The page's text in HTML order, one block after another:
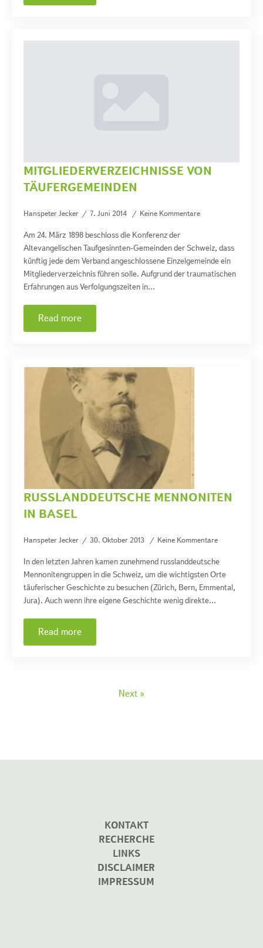
MITGLIEDERVERZEICHNISSE VON
TÄUFERGEMEINDEN
Hanspeter Jecker 7. Juni 2014 Keine Kommentare
Am 24. März 1898 beschloss die Konferenz der
Altevangelischen Taufgesinnten-Gemeinden der Schweiz, dass
künftig jede dem Verband angeschlossene Einzelgemeinde ein
Mitgliederverzeichnis führen solle. Aufgrund der traumatischen
Erfahrungen aus Verfolgungszeiten in…
Read more
RUSSLANDDEUTSCHE MENNONITEN
IN BASEL
Hanspeter Jecker 30. Oktober 2013 Keine Kommentare
In den letzten Jahren kamen zunehmend russlanddeutsche
Mennonitengruppen in die Schweiz, um die wichtigsten Orte
täuferischer Geschichte zu besuchen (Zürich, Bern, Emmental,
Jura). Auch wenn ihre eigene Geschichte wenig direkte…
Read more
Next »
KONTAKT
RECHERCHE
LINKS
DISCLAIMER
IMPRESSUM